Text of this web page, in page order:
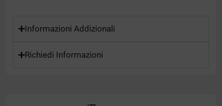
Informazioni Addizionali
Richiedi Informazioni